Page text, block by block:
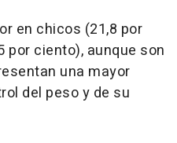
en chicos (21,8 por
por ciento), aunque son
una mayor
del peso y de su